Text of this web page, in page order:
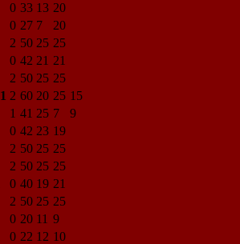
0 33 13 20
0 27 7
20
2 50 25 25
0 42 21 21
2 50 25 25
2 60 20 25 15
1 41 25 7
9
0 42 23 19
2 50 25 25
2 50 25 25
0 40 19 21
2 50 25 25
0 20 11 9
0 22 12 10